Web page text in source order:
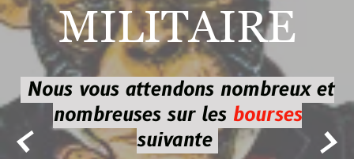
 
MILITAIRE
Nous vous attendons nombreux et
nombreuses sur les bourses
suivante